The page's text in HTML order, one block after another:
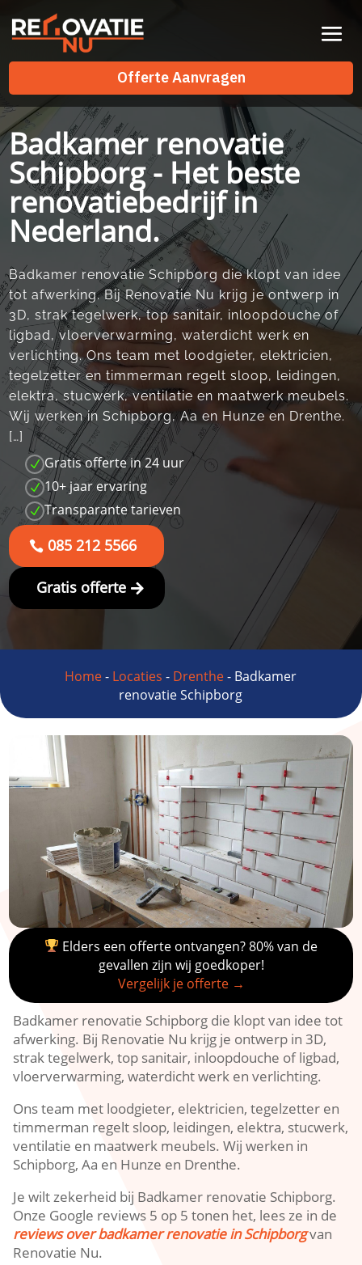
Offerte Aanvragen
Offerte Aanvragen
Badkamer renovatie
Schipborg - Het beste
renovatiebedrijf in
Nederland.
Badkamer renovatie Schipborg die klopt van idee
tot afwerking. Bij Renovatie Nu krijg je ontwerp in
3D, strak tegelwerk, top sanitair, inloopdouche of
ligbad, vloerverwarming, waterdicht werk en
verlichting. Ons team met loodgieter, elektricien,
tegelzetter en timmerman regelt sloop, leidingen,
elektra, stucwerk, ventilatie en maatwerk meubels.
Wij werken in Schipborg, Aa en Hunze en Drenthe.
[…]
N Gratis offerte in 24 uur
N 10+ jaar ervaring
N Transparante tarieven
085 212 5566
Gratis offerte
Home- Locaties - Drenthe- Badkamer
renovatie Schipborg
Elders een offerte ontvangen? 80% van de
gevallen zijn wij goedkoper!
Vergelijk je offerte →
Badkamer renovatie Schipborg die klopt van idee tot
afwerking. Bij Renovatie Nu krijg je ontwerp in 3D,
strak tegelwerk, top sanitair, inloopdouche of ligbad,
vloerverwarming, waterdicht werk en verlichting.
Ons team met loodgieter, elektricien, tegelzetter en
timmerman regelt sloop, leidingen, elektra, stucwerk,
ventilatie en maatwerk meubels. Wij werken in
Schipborg, Aa en Hunze en Drenthe.
Je wilt zekerheid bij Badkamer renovatie Schipborg.
Onze Google reviews 5 op 5 tonen het, lees ze in de
reviews over badkamer renovatie in Schipborgvan
Renovatie Nu.